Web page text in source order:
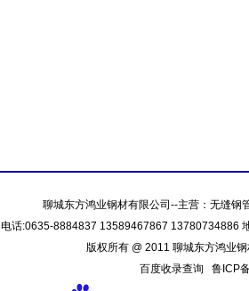
聊城东方鸿业钢材有限公司--主营： 无缝钢
电话:0635-8884837 13589467867 13780734886
版权所有 @ 2011 聊城东方鸿业钢
百度收录查询
鲁ICP